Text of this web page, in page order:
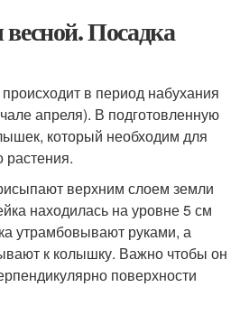
Посадка
в период набухания
апреля). В подготовленную
который необходим для
верхним слоем земли
находилась на уровне 5 см
утрамбовывают руками, а
к колышку. Важно чтобы он
поверхности